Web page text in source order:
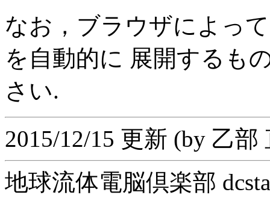
なお，ブラウザによっ
を自動的に 展開するも
さい.
2015/12/15 更新 (by 乙部
地球流体電脳倶楽部